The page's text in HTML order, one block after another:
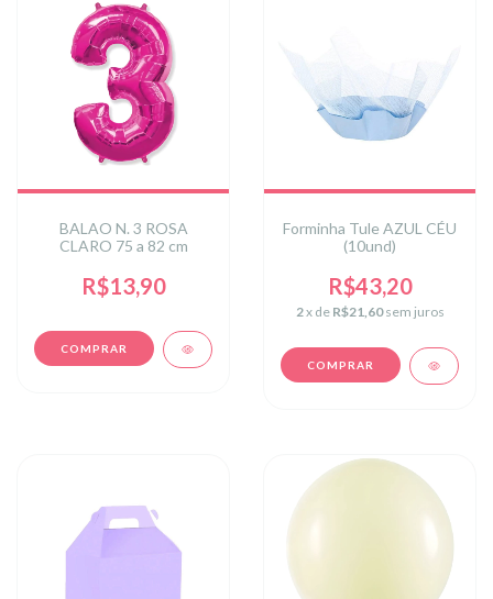
BALAO N. 3 ROSA
CLARO 75 a 82 cm
R$13,90
Forminha Tule AZUL CÉU
(10und)
R$43,20
2x de R$21,60 sem juros